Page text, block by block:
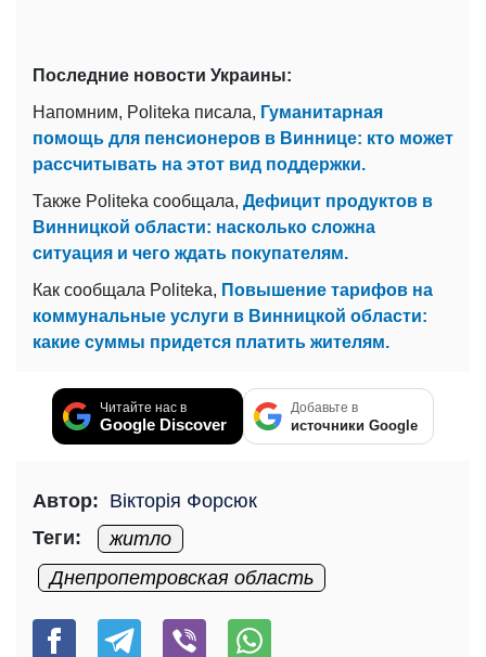
Последние новости Украины:
Напомним, Politeka писала, Гуманитарная
помощь для пенсионеров в Виннице: кто может
рассчитывать на этот вид поддержки.
Также Politeka сообщала, Дефицит продуктов в
Винницкой области: насколько сложна
ситуация и чего ждать покупателям.
Как сообщала Politeka, Повышение тарифов на
коммунальные услуги в Винницкой области:
какие суммы придется платить жителям.
Читайте нас в
Google Discover
Добавьте в
источники Google
Автор: Вікторія Форсюк
Теги:
житло
Днепропетровская область